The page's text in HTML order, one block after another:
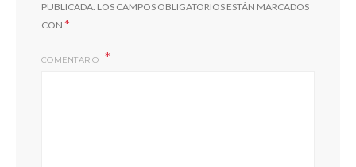
PUBLICADA. LOS CAMPOS OBLIGATORIOS ESTÁN MARCADOS
CON *
COMENTARIO